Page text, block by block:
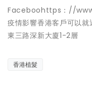
Faceboohttps：//
疫情影響香港客戶可以
東三路深新大廈1-2層
香港植髮